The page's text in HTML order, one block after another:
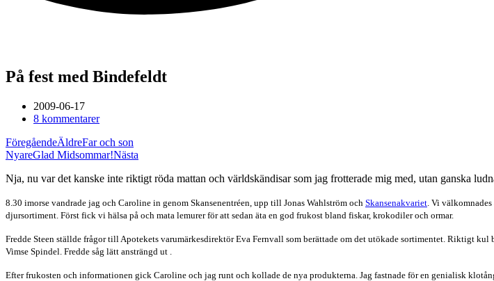
På fest med Bindefeldt
2009-06-17
8 kommentarer
FöregåendeÄldreFar och son
NyareGlad Midsommar!Nästa
Nja, nu var det kanske inte riktigt röda mattan och världskändisar som jag frotterade mig med, utan ganska
8.30 imorse vandrade jag och Caroline in genom Skansenentréen, upp till Jonas Wahlström och Skansenakvariet . Vi
djursortiment. Först fick vi hälsa på och mata lemurer för att sedan äta en god frukost bland fiskar, krokodiler och ormar.
Fredde Steen ställde frågor till Apotekets varumärkesdirektör Eva Fernvall som berättade om det utökade sortimentet. Riktigt
Vimse Spindel. Fredde såg lätt ansträngd ut
Efter frukosten och informationen gick Caroline och jag runt och kollade de nya produkterna. Jag fastnade för en genialisk